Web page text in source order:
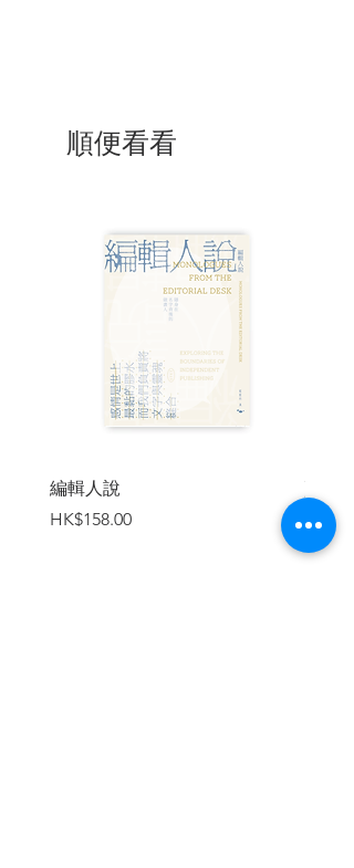
順便看看
編輯人說
價格
HK$158.00
賣書者
價格